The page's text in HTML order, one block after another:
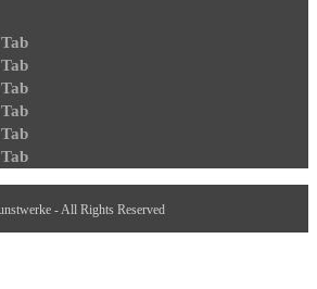
- All Rights Reserved